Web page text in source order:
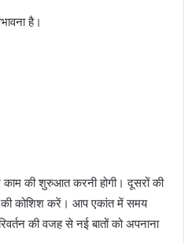
है।
की शुरुआत करनी होगी। दूसरों की
की कोशिश करें। आप एकांत में समय
की वजह से नई बातों को अपनाना